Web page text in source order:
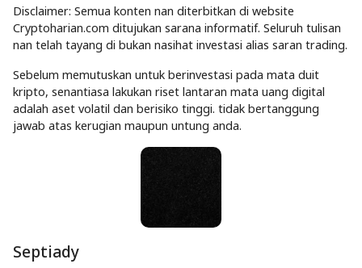
Disclaimer: Semua konten nan diterbitkan di website
Cryptoharian.com ditujukan sarana informatif. Seluruh tulisan
nan telah tayang di bukan nasihat investasi alias saran trading.
Sebelum memutuskan untuk berinvestasi pada mata duit
kripto, senantiasa lakukan riset lantaran mata uang digital
adalah aset volatil dan berisiko tinggi. tidak bertanggung
jawab atas kerugian maupun untung anda.
Septiady